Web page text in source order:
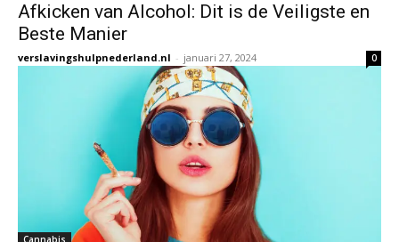
Afkicken van Alcohol: Dit is de Veiligste en
Beste Manier
verslavingshulpnederland.nl - januari 27, 2024 0
Cannabis